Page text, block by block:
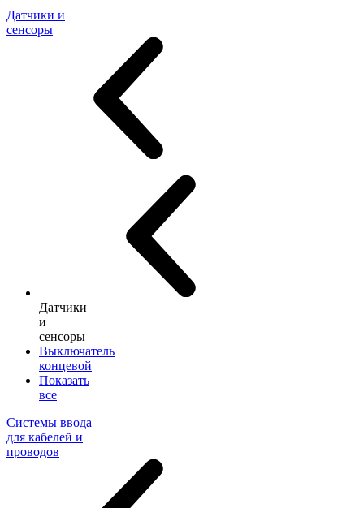
Датчики и
сенсоры
Датчики
и
сенсоры
Выключатель
концевой
Показать
все
Системы ввода
для кабелей и
проводов